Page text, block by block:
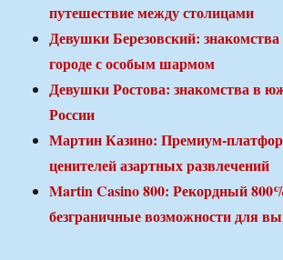
путешествие между столицами
Девушки Березовский:
городе с особым шармом
Девушки Ростова: знакомства в
России
Мартин Казино: Премиум-
ценителей азартных развлечений
Martin Casino 800: Рекордный
безграничные возможности для